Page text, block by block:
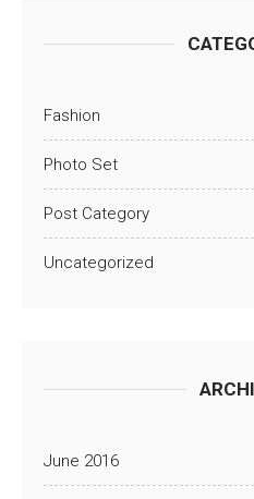
Fashion
Photo Set
Post Category
Uncategorized
June 2016